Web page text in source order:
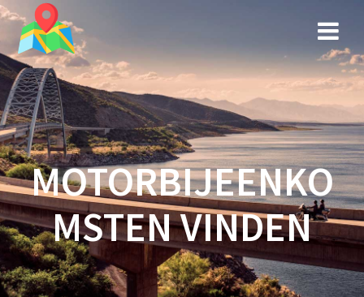
MOTORBIJEENKO
MSTEN VINDEN